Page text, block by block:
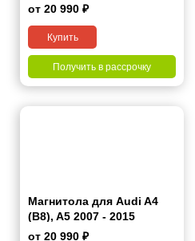
от 20 990 ₽
Купить
Получить в рассрочку
Магнитола для Audi A4
(B8), A5 2007 - 2015
от 20 990 ₽